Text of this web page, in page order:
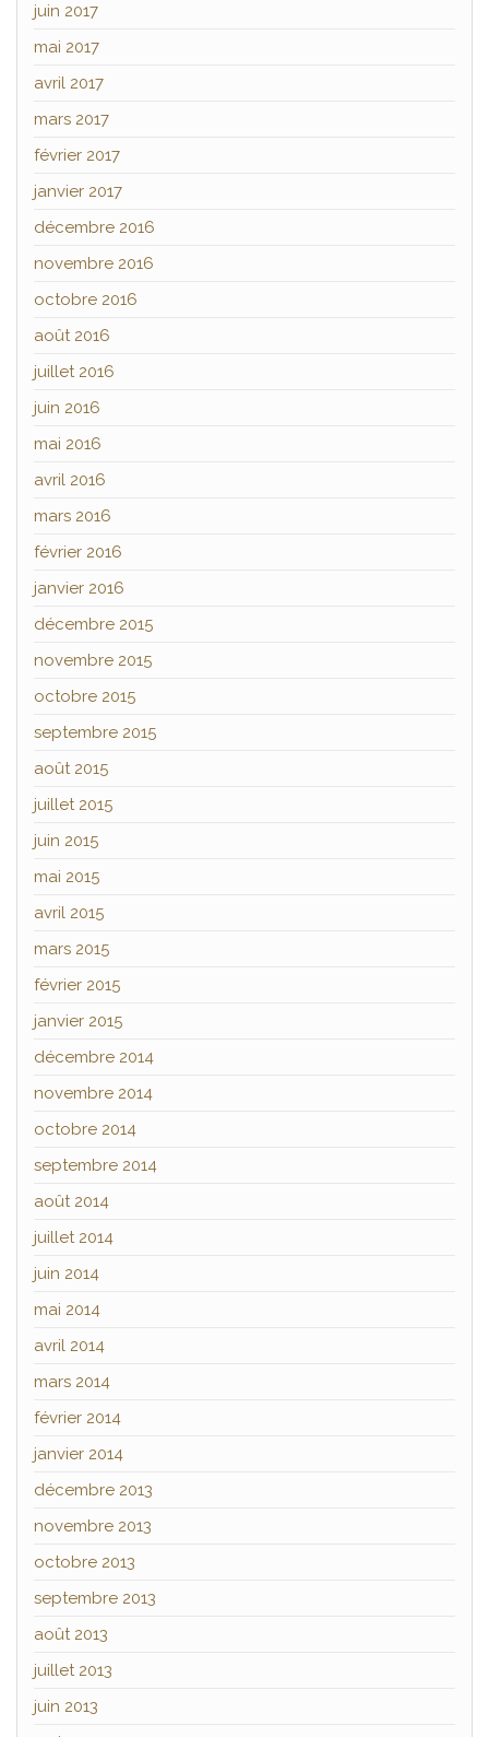
juin 2017
mai 2017
avril 2017
mars 2017
février 2017
janvier 2017
décembre 2016
novembre 2016
octobre 2016
août 2016
juillet 2016
juin 2016
mai 2016
avril 2016
mars 2016
février 2016
janvier 2016
décembre 2015
novembre 2015
octobre 2015
septembre 2015
août 2015
juillet 2015
juin 2015
mai 2015
avril 2015
mars 2015
février 2015
janvier 2015
décembre 2014
novembre 2014
octobre 2014
septembre 2014
août 2014
juillet 2014
juin 2014
mai 2014
avril 2014
mars 2014
février 2014
janvier 2014
décembre 2013
novembre 2013
octobre 2013
septembre 2013
août 2013
juillet 2013
juin 2013